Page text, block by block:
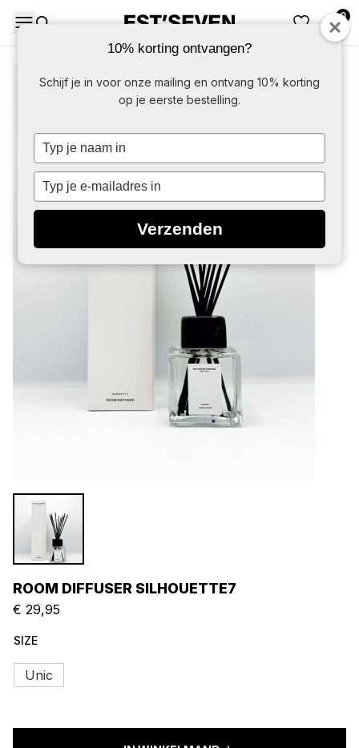
DAMES HEREN
0
ROOM DIFFUSER SILHOUETTE7
€ 29,95
SIZE
Unic
10% korting ontvangen?
Schijf je in voor onze mailing en ontvang 10% korting
op je eerste bestelling.
Typ
naam
Typ
e-
in
Verzenden